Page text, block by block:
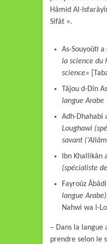
Hâmid Al-
Sifât ».
As-Souyoûti
la science du
science»
Tâjou d-Dîn
langue Arabe
Adh-Dhahabi
Loughawi
savant
Ibn Khallikân
(spécialiste
Fayroûz
langue
Nahwi wa l-
– Dans la langue
prendre selon le